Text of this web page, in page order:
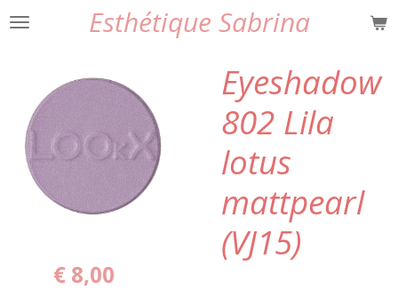
Ga
hoofdinhoud
Esthétique Sabrina
Eyeshadow
802 Lila
lotus
mattpearl
(VJ15)
€ 8,00